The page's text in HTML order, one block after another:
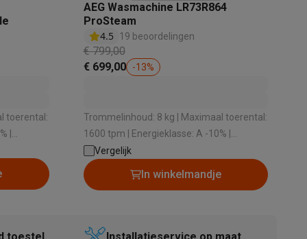
toerental:
|
|
AEG Wasmachine LR73R864
ProSteam
4.5
19 beoordelingen
€ 799,00
€ 699,00
-13%
Trommelinhoud: 8 kg | Maximaal toerental:
1600 tpm | Energieklasse: A -10% |
Geluidsniveau bij het zwieren: 76 dB |
Dosering wasmiddel: Handmatig
Vergelijk
In winkelmandje